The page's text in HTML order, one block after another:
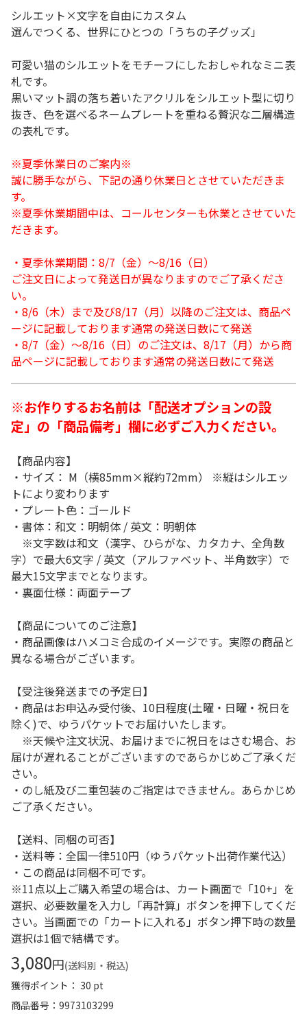
シルエット×文字を自由にカスタム
選んでつくる、世界にひとつの「うちの子グッズ」
可愛い猫のシルエットをモチーフにしたおしゃれなミニ表
札です。
黒いマット調の落ち着いたアクリルをシルエット型に切り
抜き、色を選べるネームプレートを重ねる贅沢な二層構造
の表札です。
※夏季休業日のご案内※
誠に勝手ながら、下記の通り休業日とさせていただきま
す。
※夏季休業期間中は、コールセンターも休業とさせていた
だきます。
・夏季休業期間：8/7（金）～8/16（日）
ご注文日によって発送日が異なりますのでご了承くださ
い。
・8/6（木）まで及び8/17（月）以降のご注文は、商品ペ
ージに記載しております通常の発送日数にて発送
・8/7（金）～8/16（日）のご注文は、8/17（月）から商
品ページに記載しております通常の発送日数にて発送
※お作りするお名前は「配送オプションの設
定」の「商品備考」欄に必ずご入力ください。
【商品内容】
・サイズ： M（横85mm×縦約72mm） ※縦はシルエッ
トにより変わります
・プレート色：ゴールド
・書体：和文：明朝体 / 英文：明朝体
※文字数は和文（漢字、ひらがな、カタカナ、全角数
字）で最大6文字 / 英文（アルファベット、半角数字）で
最大15文字までとなります。
・裏面仕様：両面テープ
【商品についてのご注意】
・商品画像はハメコミ合成のイメージです。実際の商品と
異なる場合がございます。
【受注後発送までの予定日】
・商品はお申込み受付後、10日程度(土曜・日曜・祝日を
除く)で、ゆうパケットでお届けいたします。
※天候や注文状況、お届けまでに祝日をはさむ場合、お
届けが遅れることがございますのであらかじめご了承くだ
さい。
・のし紙及び二重包装のご指定はできません。あらかじめ
ご了承ください。
【送料、同梱の可否】
・送料等：全国一律510円（ゆうパケット出荷作業代込）
・この商品は同梱不可です。
※11点以上ご購入希望の場合は、カート画面で「10+」を
選択、必要数量を入力し「再計算」ボタンを押下してくだ
さい。当画面での「カートに入れる」ボタン押下時の数量
選択は1個で結構です。
3,080円(送料別・税込)
獲得ポイント： 30 pt
商品番号
9973103299